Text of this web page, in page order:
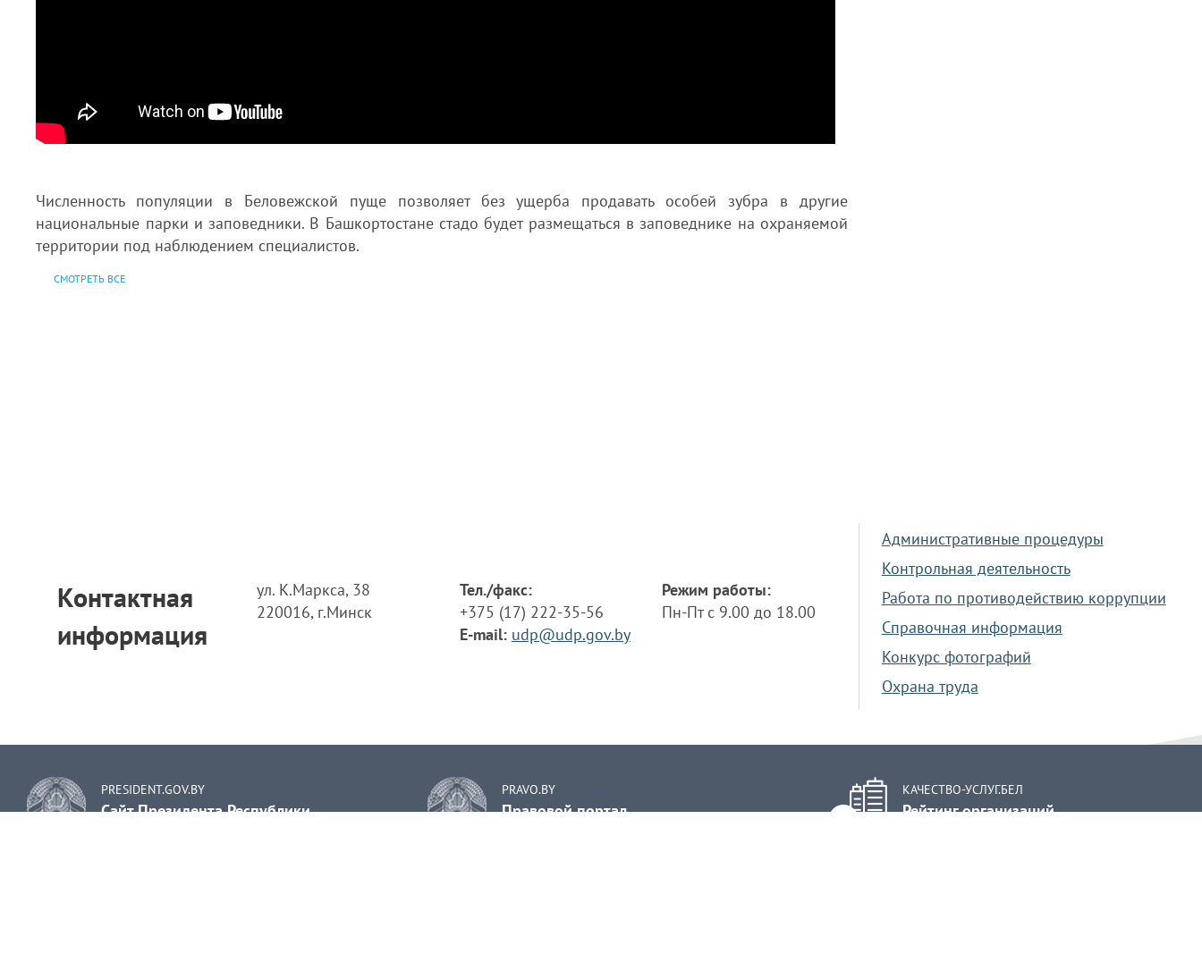
Численность популяции в Беловежской пуще позволяет без ущерба продавать особей зубра в другие
национальные парки и заповедники. В Башкортостане стадо будет размещаться в заповеднике на охраняемой
территории под наблюдением специалистов.
СМОТРЕТЬ ВСЕ
Контактная
информация
ул. К.Маркса, 38
220016, г.Минск
Тел./факс:
+375 (17) 222-35-56
E-mail: udp@udp.gov.by
Режим работы:
Пн-Пт с 9.00 до 18.00
Административные процедуры
Контрольная деятельность
Работа по противодействию коррупции
Справочная информация
Конкурс фотографий
Охрана труда
PRESIDENT.GOV.BY
Сайт Президента Республики
PRAVO.BY
Правовой портал
КАЧЕСТВО-УСЛУГ.БЕЛ
Рейтинг организаций